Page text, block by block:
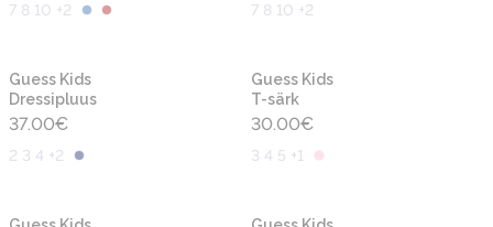
7 8 10 +2 7 8 10 +2
Guess Kids
Dressipluus
37.00€
2 3 4 +2
Guess Kids
T-särk
30.00€
3 4 5 +1